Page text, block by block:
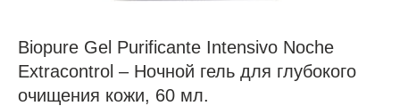
Biopure Gel Purificante Intensivo Noche
Extracontrol – Ночной гель для глубокого
очищения кожи, 60 мл.